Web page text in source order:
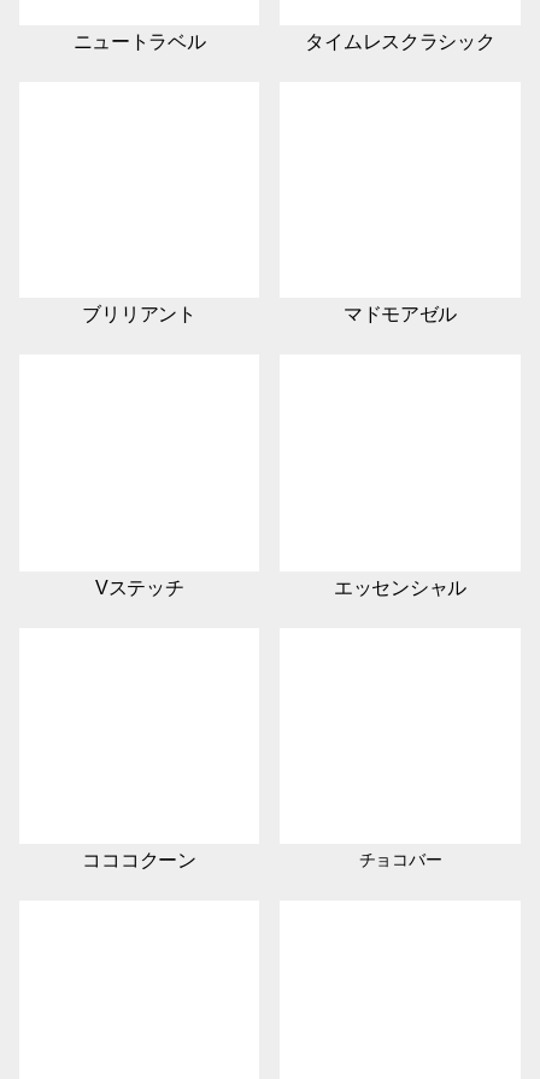
ニュートラベル タイムレスクラシック
ブリリアント マドモアゼル
Vステッチ エッセンシャル
コココクーン チョコバー